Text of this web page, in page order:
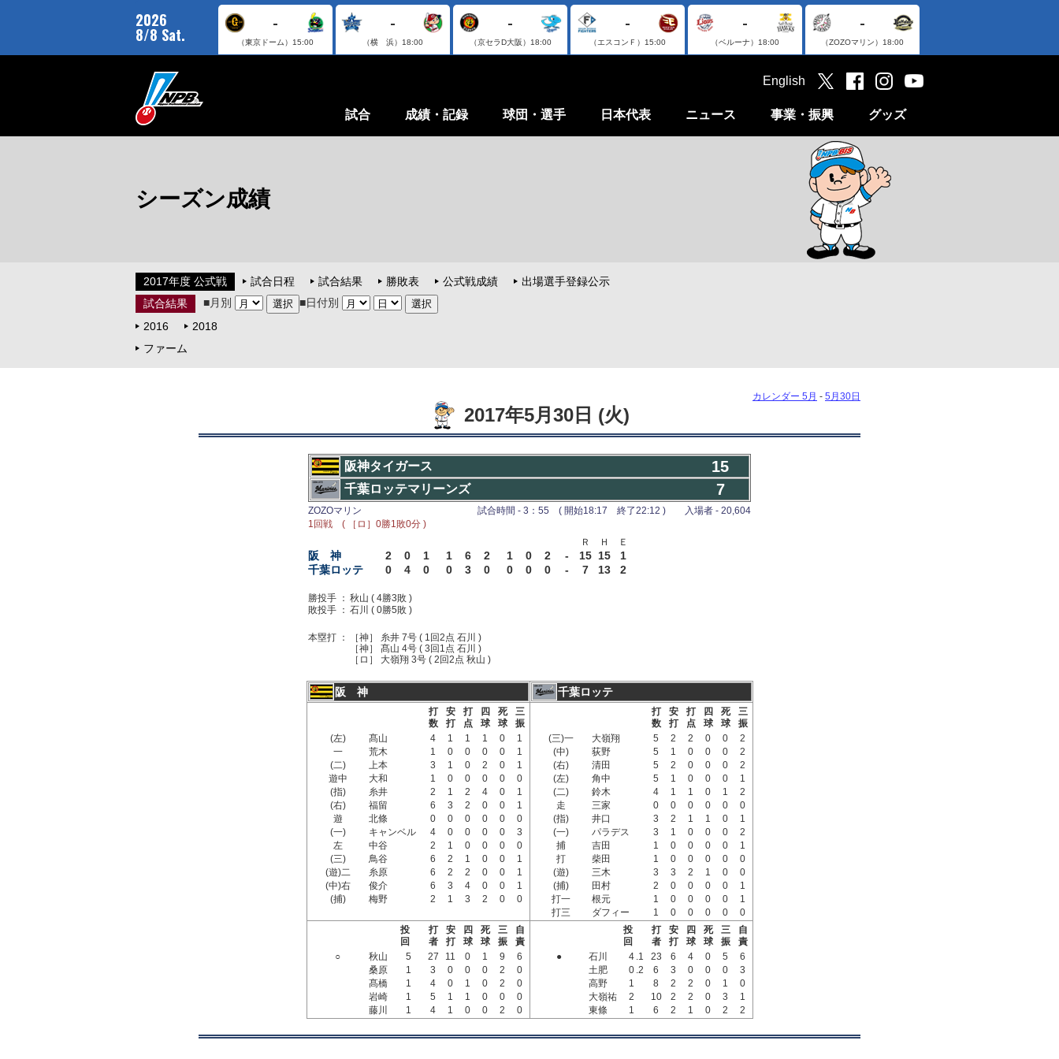
2026
8/8 Sat.
-
（東京ドーム） 15:00
-
（横 浜） 18:00
-
（京セラD大阪） 18:00
-
（エスコンＦ） 15:00
-
（ベルーナ） 18:00
-
（ZOZOマリン） 18:00
試合 成績・記録 球団・選手 日本代表 ニュース 事業・振興 グッズ
English
シーズン成績
2017年度 公式戦 試合日程 試合結果 勝敗表 公式戦成績
出場選手登録公示
試合結果
■月別
■日付別
2016
2018
ファーム
カレンダー 5月 - 5月30日
2017年5月30日 (火)
阪神タイガース 15
千葉ロッテマリーンズ 7
ZOZOマリン
試合時間 - 3：55 ( 開始18:17 終了22:12 ) 入場者 - 20,604
1回戦 ( ［ロ］0勝1敗0分 )
Ｒ
Ｈ Ｅ
阪 神 2 0 1 1 6 2 1 0 2 - 15 15
1
千葉ロッテ
0 4 0 0 3 0 0 0 0 - 7 13 2
勝投手 ： 秋山 ( 4勝3敗 )
敗投手 ： 石川 ( 0勝5敗 )
本塁打 ：
［神］ 糸井 7号 ( 1回2点 石川 )
［神］ 髙山 4号 ( 3回1点 石川 )
［ロ］ 大嶺翔 3号 ( 2回2点 秋山 )
阪 神 千葉ロッテ
打
数
安
打
打
点
四
球
死
球
三
振
(左)
髙山 4 1 1 1 0
1
一
荒木 1 0 0 0 0
1
(二)
上本 3 1 0 2 0
1
遊中
大和 1 0 0 0 0
0
(指)
糸井 2 1 2 4 0
1
(右)
福留 6 3 2 0 0
1
遊
北條 0 0 0 0 0
0
(一)
キャンベル 4 0 0 0 0
3
左
中谷 2 1 0 0 0
0
(三)
鳥谷 6 2 1 0 0
1
(遊)二
糸原 6 2 2 0 0
1
(中)右
俊介 6 3 4 0 0
1
(捕)
梅野 2 1 3 2 0 0
打
数
安
打
打
点
四
球
死
球
三
振
(三)一
大嶺翔 5 2 2 0 0
2
(中)
荻野 5 1 0 0 0
2
(右)
清田 5 2 0 0 0
2
(左)
角中 5 1 0 0 0
1
(二)
鈴木 4 1 1 0 1
2
走
三家 0 0 0 0 0
0
(指)
井口 3 2 1 1 0
1
(一)
パラデス 3 1 0 0 0
2
捕
吉田 1 0 0 0 0
1
打
柴田 1 0 0 0 0
0
(遊)
三木 3 3 2 1 0
0
(捕)
田村 2 0 0 0 0
1
打一
根元 1 0 0 0 0
1
打三
ダフィー 1 0 0 0 0
0
投
回
打
者
安
打
四
球
死
球
三
振
自
責
○
秋山 5 27 11 0 1 9
6
桑原
1 3 0 0 0 2
0
髙橋
1 4 0 1 0 2
0
岩崎
1 5 1 1 0 0
0
藤川
1 4 1 0 0 2 0
投
回
打
者
安
打
四
球
死
球
三
振
自
責
●
石川 4 .1 23 6 4 0 5
6
土肥
0 .2 6 3 0 0 0
3
高野
1 8 2 2 0 1
0
大嶺祐
2 10 2 2 0 3
1
東條
1 6 2 1 0 2 2